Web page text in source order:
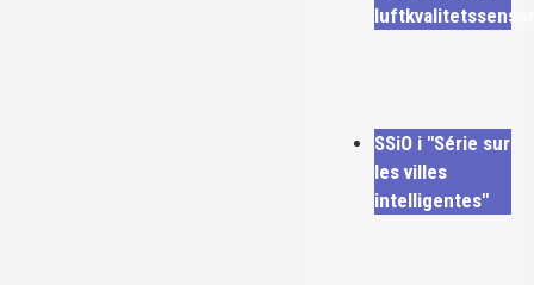
SSiO i "Série sur
les villes
intelligentes"